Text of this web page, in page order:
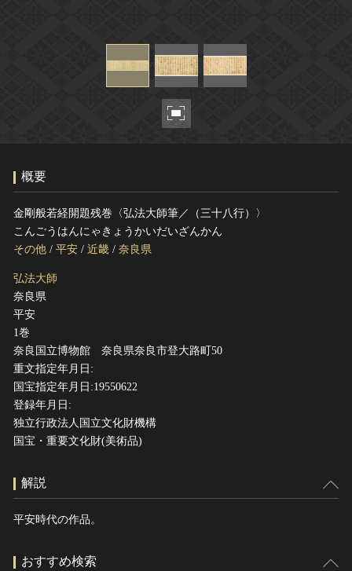
動画で見る無形の文化財
関連サイトリンク
サイトのご意見はこちら
国指定文化財等データベース
概要
金剛般若経開題残巻〈弘法大師筆／（三十八行）〉
こんごうはんにゃきょうかいだいざんかん
その他 / 平安 / 近畿 / 奈良県
弘法大師
奈良県
平安
1巻
奈良国立博物館 奈良県奈良市登大路町50
重文指定年月日:
国宝指定年月日:19550622
登録年月日:
独立行政法人国立文化財機構
国宝・重要文化財(美術品)
解説
平安時代の作品。
おすすめ検索